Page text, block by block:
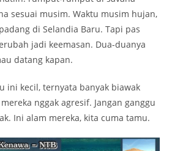
Ini alam mereka, kita cuma tamu.